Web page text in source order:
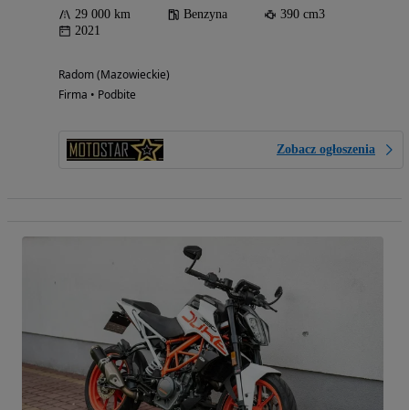
29 000 km Benzyna
390 cm3
2021
Radom (Mazowieckie)
Firma • Podbite
Zobacz ogłoszenia